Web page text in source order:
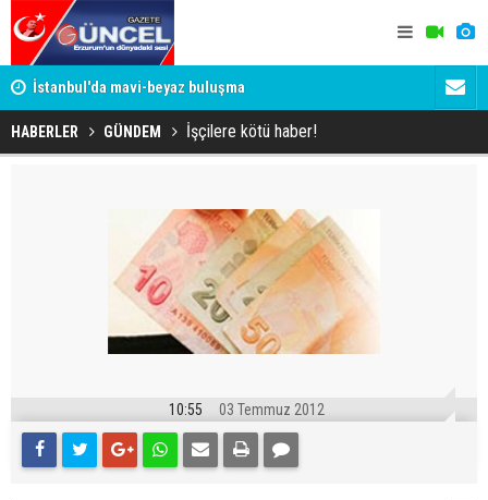
İstanbul'da mavi-beyaz buluşma
HABERLER GÜNDEM İşçilere kötü haber!
10:55 03 Temmuz 2012